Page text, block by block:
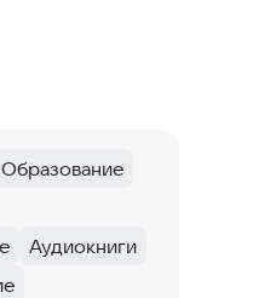
:
Образование
Тег:
Аудиокниги